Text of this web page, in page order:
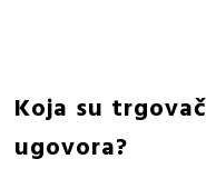
Koja su
ugovora?